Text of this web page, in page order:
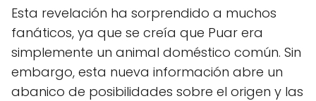
Esta revelación ha sorprendido a muchos
fanáticos, ya que se creía que Puar era
simplemente un animal doméstico común. Sin
embargo, esta nueva información abre un
abanico de posibilidades sobre el origen y las